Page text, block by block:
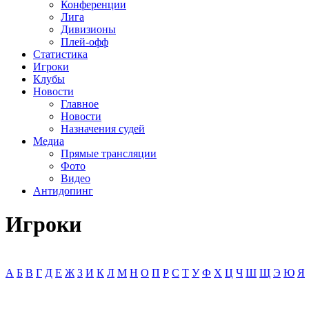
Конференции
Лига
Дивизионы
Плей-офф
Статистика
Игроки
Клубы
Новости
Главное
Новости
Назначения судей
Медиа
Прямые трансляции
Фото
Видео
Антидопинг
Игроки
А Б В Г Д Е Ж З И К Л М Н О П Р С Т У Ф Х Ц Ч Ш Щ Э Ю Я